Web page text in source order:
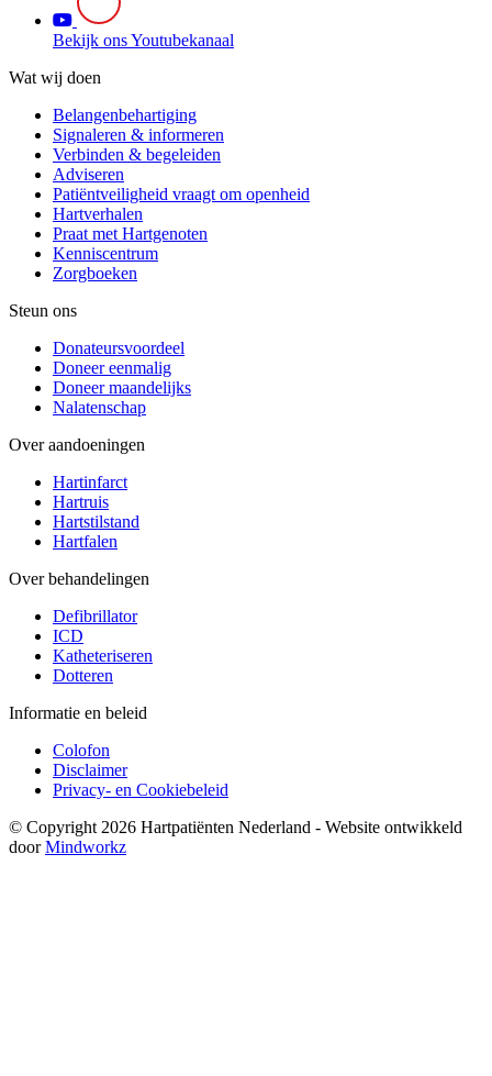
Bekijk ons Youtubekanaal
Wat wij doen
Belangenbehartiging
Signaleren & informeren
Verbinden & begeleiden
Adviseren
Patiëntveiligheid vraagt om openheid
Hartverhalen
Praat met Hartgenoten
Kenniscentrum
Zorgboeken
Steun ons
Donateursvoordeel
Doneer eenmalig
Doneer maandelijks
Nalatenschap
Over aandoeningen
Hartinfarct
Hartruis
Hartstilstand
Hartfalen
Over behandelingen
Defibrillator
ICD
Katheteriseren
Dotteren
Informatie en beleid
Colofon
Disclaimer
Privacy- en Cookiebeleid
© Copyright 2026 Hartpatiënten Nederland - Website ontwikkeld
doorMindworkz